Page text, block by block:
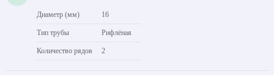
Диаметр (мм) 16
Тип трубы Рифлёная
Количество рядов 2